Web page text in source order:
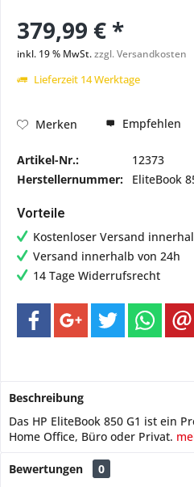
379,99 € *
inkl. 19 % MwSt.zzgl. Versandkosten
Lieferzeit 14 Werktage
Merken Empfehlen
Artikel-Nr.:
12373
Herstellernummer:
EliteBook
Vorteile
Kostenloser Versand
Versand innerhalb von 24h
14 Tage Widerrufsrecht
Beschreibung
Das HP EliteBook 850 G1 ist ein
Home Office, Büro oder Privat.
Bewertungen
0